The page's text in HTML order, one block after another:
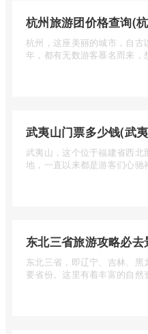
杭州旅游团价格查询(
杭州，这座美丽的城市，自古
年，都有无数游客慕名而来
武夷山门票多少钱(武
武夷山，这个位于福建省西
地，一直以来都是游客们心
东北三省，即辽宁、吉林、
要省份。这里有着丰富的自